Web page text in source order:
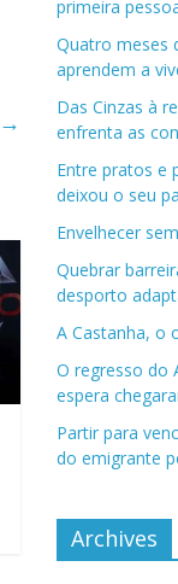
→
primeira
Quatro meses
aprendem a
Das Cinzas à
enfrenta as
Entre pratos e
deixou o seu
Envelhecer
Quebrar
desporto
A Castanha, o
O regresso do
espera
Partir para
do emigrante
Archives